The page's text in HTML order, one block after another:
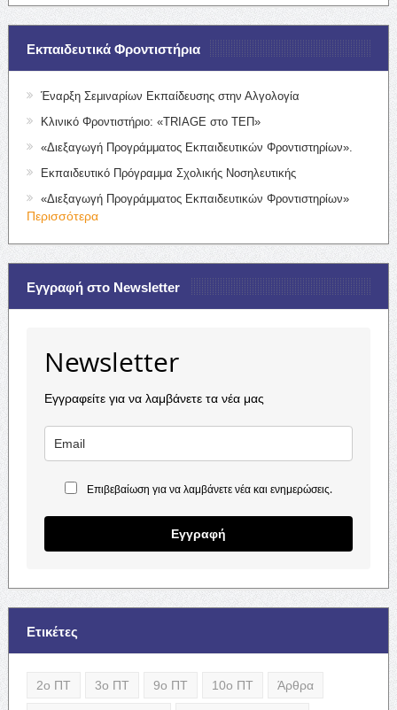
Εκπαιδευτικά Φροντιστήρια
Έναρξη Σεμιναρίων Εκπαίδευσης στην Αλγολογία
Κλινικό Φροντιστήριο: «TRIAGE στο ΤΕΠ»
«Διεξαγωγή Προγράμματος Εκπαιδευτικών Φροντιστηρίων».
Εκπαιδευτικό Πρόγραμμα Σχολικής Νοσηλευτικής
«Διεξαγωγή Προγράμματος Εκπαιδευτικών Φροντιστηρίων»
Περισσότερα
Εγγραφή στο Newsletter
Newsletter
Εγγραφείτε για να λαμβάνετε τα νέα μας
Επιβεβαίωση για να λαμβάνετε νέα και ενημερώσεις.
Εγγραφή
Ετικέτες
2ο ΠΤ 3ο ΠΤ 9ο ΠΤ 10ο ΠΤ Άρθρα